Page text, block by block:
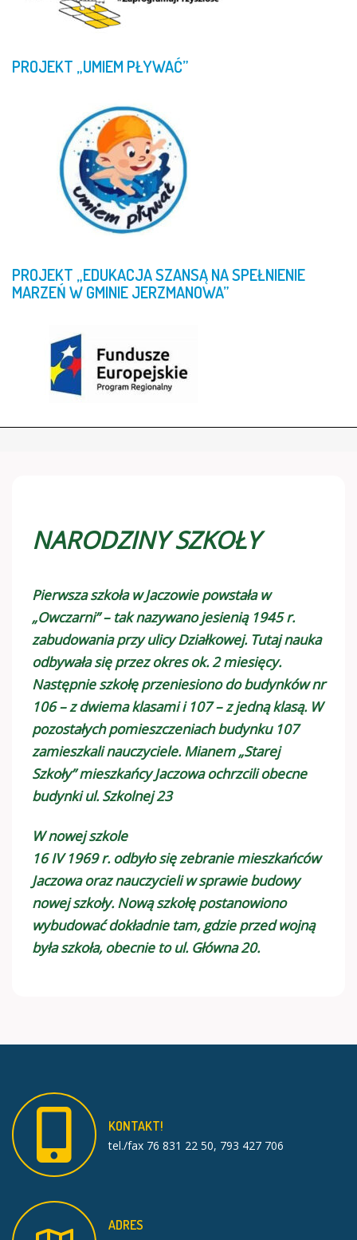
PROJEKT „UMIEMPŁYWAĆ”
PROJEKT „EDUKACJASZANSĄNASPEŁNIENIE
MARZEŃWGMINIEJERZMANOWA”
NARODZINY SZKOŁY
Pierwsza szkoła w Jaczowie powstała w
„Owczarni” – tak nazywano jesienią 1945 r.
zabudowania przy ulicy Działkowej. Tutaj nauka
odbywała się przez okres ok. 2 miesięcy.
Następnie szkołę przeniesiono do budynków nr
106 – z dwiema klasami i 107 – z jedną klasą. W
pozostałych pomieszczeniach budynku 107
zamieszkali nauczyciele. Mianem „Starej
Szkoły” mieszkańcy Jaczowa ochrzcili obecne
budynki ul. Szkolnej 23
W nowej szkole
16 IV 1969 r. odbyło się zebranie mieszkańców
Jaczowa oraz nauczycieli w sprawie budowy
nowej szkoły. Nową szkołę postanowiono
wybudować dokładnie tam, gdzie przed wojną
była szkoła, obecnie to ul. Główna 20.
KONTAKT!
tel./fax 76 831 22 50, 793 427 706
ADRES